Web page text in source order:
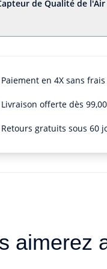
de Qualité de
Paiement en 4X sans frais
Livraison offerte dès
Retours gratuits sous 60
aimerez